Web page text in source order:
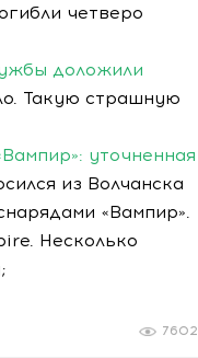
четверо
доложили
Такую страшную
уточненная
из Волчанска
«Вампир».
Несколько
7602